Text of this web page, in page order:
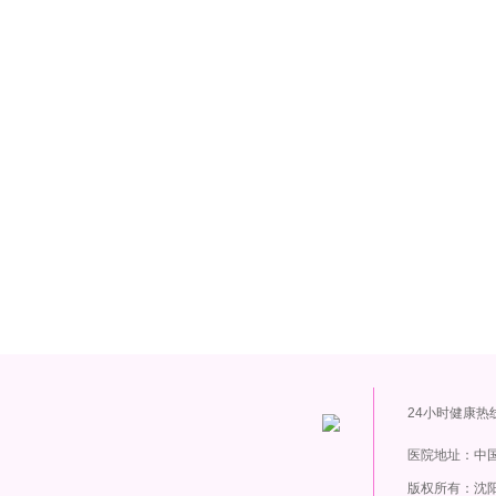
24小时健康热
医院地址：中
版权所有：沈